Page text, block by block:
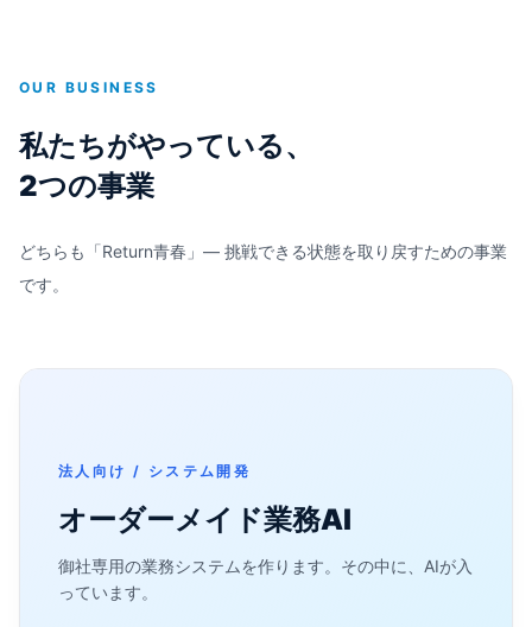
OUR BUSINESS
私たちがやっている、
2つの事業
どちらも「Return青春」— 挑戦できる状態を取り戻すための事業
です。
法人向け / システム開発
オーダーメイド業務AI
御社専用の業務システムを作ります。その中に、AIが入
っています。